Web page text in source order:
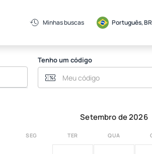
Minhas buscas Português,
Tenho um código
Setembro de 2026
SEG TER QUA